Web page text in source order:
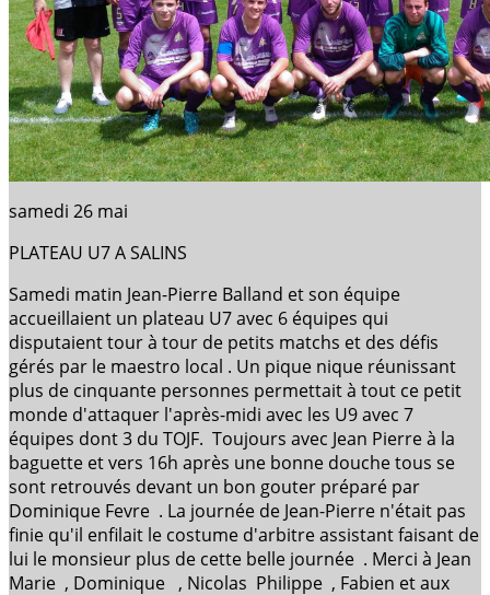
samedi 26 mai
PLATEAU U7 A SALINS
Samedi matin Jean-Pierre Balland et son équipe
accueillaient un plateau U7 avec 6 équipes qui
disputaient tour à tour de petits matchs et des défis
gérés par le maestro local . Un pique nique réunissant
plus de cinquante personnes permettait à tout ce petit
monde d'attaquer l'après-midi avec les U9 avec 7
équipes dont 3 du TOJF. Toujours avec Jean Pierre à la
baguette et vers 16h après une bonne douche tous se
sont retrouvés devant un bon gouter préparé par
Dominique Fevre . La journée de Jean-Pierre n'était pas
finie qu'il enfilait le costume d'arbitre assistant faisant de
lui le monsieur plus de cette belle journée . Merci à Jean
Marie , Dominique , Nicolas Philippe , Fabien et aux